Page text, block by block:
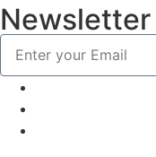
Newsletter